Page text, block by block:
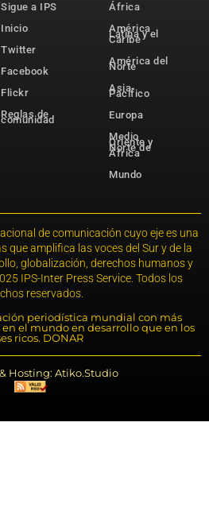
Sigue a IPS
Inicio
Twitter
Facebook
Flickr
Reglas de
comunidad
África
América
Latina y el
Caribe
América del
Norte
Asia-
Pacífico
Europa
Medio
Oriente y
Norte de
África
Mundo
de comunicación cuyo eje es una
que amplifica las voces del Sur y de la
globalización, derechos humanos y
IPS-Inter Press Service. Todos los
reservados.
periodística mundial con más
en el mundo en desarrollo que en los
ricos. DONAR
Hosting: Atiko.Studio